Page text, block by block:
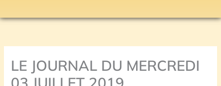
LE JOURNAL DU MERCREDI
03 JUILLET 2019